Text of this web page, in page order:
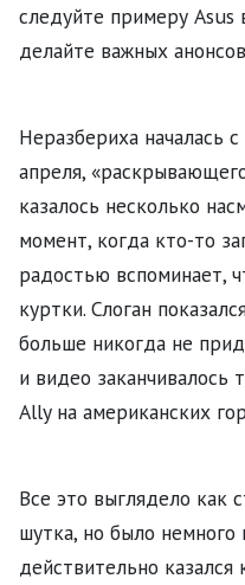
следуйте примеру
делайте важных
Неразбериха началась
апреля,
казалось несколько
момент, когда кто-то
радостью вспоминает,
куртки. Слоган
больше никогда не
и видео заканчивалось
Ally на американских
Все это выглядело как
шутка, но было немного
действительно